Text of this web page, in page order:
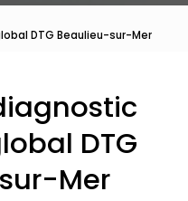
DTG Beaulieu-sur-Mer
DTG
Mer